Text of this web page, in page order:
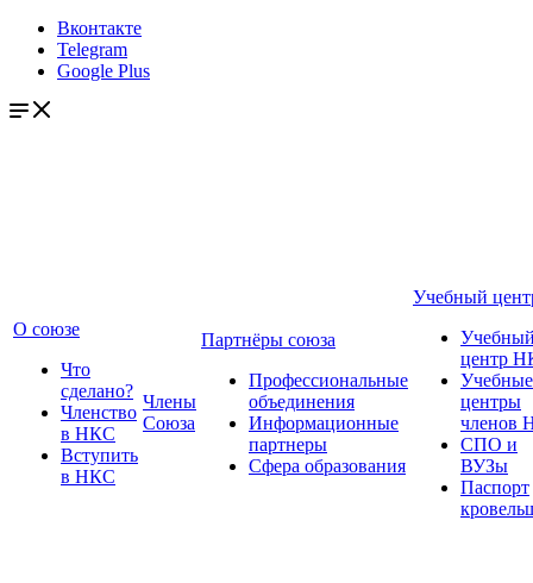
Вконтакте
Telegram
Google Plus
О союзе
Что
сделано?
Членство
в НКС
Вступить
в НКС
Члены
Союза
Партнёры союза
Профессиональные
объединения
Информационные
партнеры
Сфера образования
Учебный
центр
Учебные
центры
членов
СПО и
ВУЗы
Паспорт